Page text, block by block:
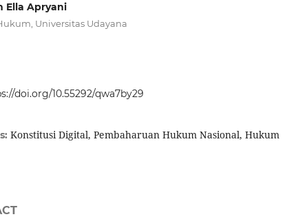
Ella Apryani
Universitas Udayana
doi.org/10.55292/qwa7by29
Konstitusi Digital, Pembaharuan Hukum Nasional, Hukum